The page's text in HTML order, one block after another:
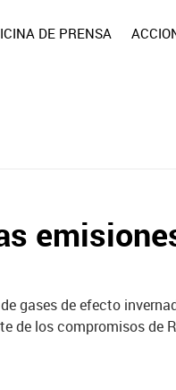
DE PRENSA
gases de efecto
de los compromisos de